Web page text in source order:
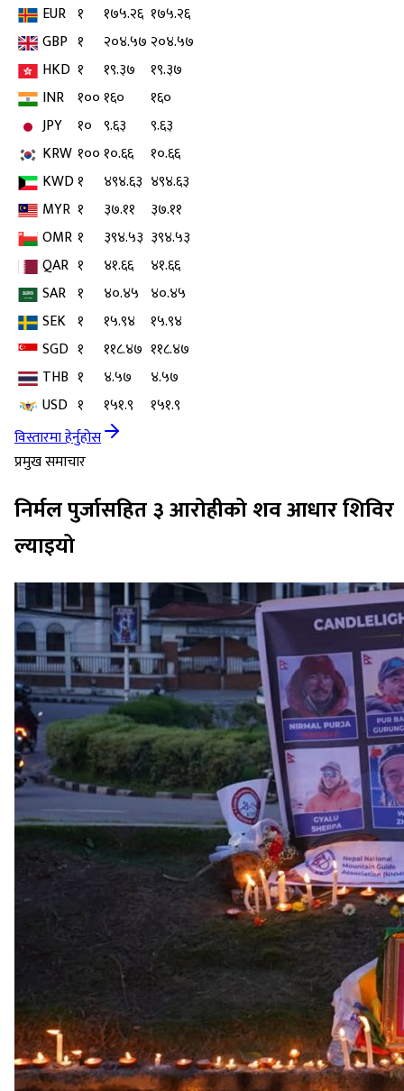
EUR १ १७५.२६ १७५.२६
GBP १ २०४.५७ २०४.५७
HKD १ १९.३७
१९.३७
INR १००१६०
१६०
JPY
१० ९.६३
९.६३
KRW १००१०.६६
१०.६६
KWD१ ४९४.६३ ४९४.६३
MYR १ ३७.११
३७.११
OMR १ ३९४.५३ ३९४.५३
QAR १ ४१.६६
४१.६६
SAR १ ४०.४५ ४०.४५
SEK १ १५.९४
१५.९४
SGD १ ११८.४७ ११८.४७
THB १ ४.५७
४.५७
USD १ १५१.९
१५१.९
विस्तारमा हेर्नुहोस
प्रमुख समाचार
निर्मल पुर्जासहित ३ आरोहीको शव आधार शिविर
ल्याइयो